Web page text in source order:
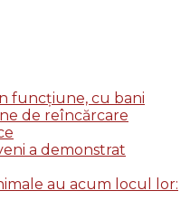
funcțiune, cu bani
de reîncărcare
a demonstrat
au acum locul lor: